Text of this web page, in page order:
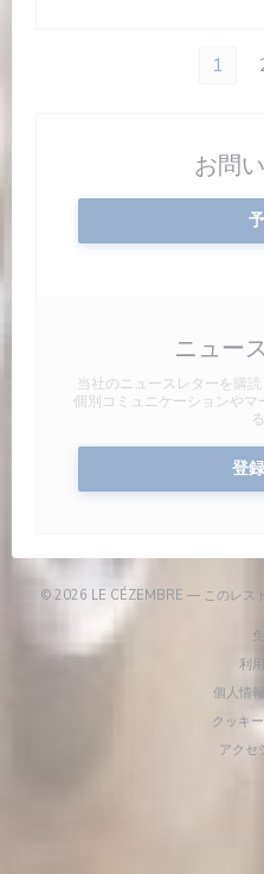
1
お問
ニュー
当社のニュースレターを購
個別コミュニケーションや
登
© 2026 LE CÉZEMBRE — このレス
免
利用
個人情
クッキ
アクセ